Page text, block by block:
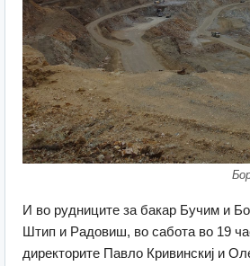
И во рудниците за бакар Бучим и
Штип и Радовиш, во сабота во 19
директорите Павло Кривинскиј и